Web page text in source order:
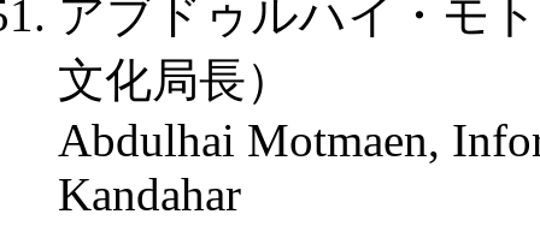
アブドゥルハイ・モ
文化局長）
Abdulhai Motmaen,
Kandahar